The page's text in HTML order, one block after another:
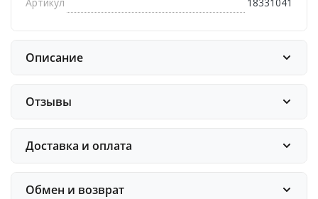
Описание
Отзывы
Доставка и оплата
Обмен и возврат